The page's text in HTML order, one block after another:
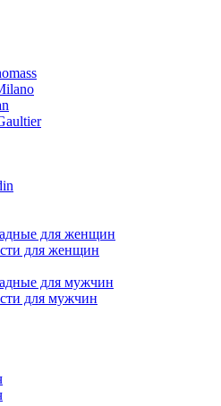
для женщин
для женщин
для мужчин
для мужчин